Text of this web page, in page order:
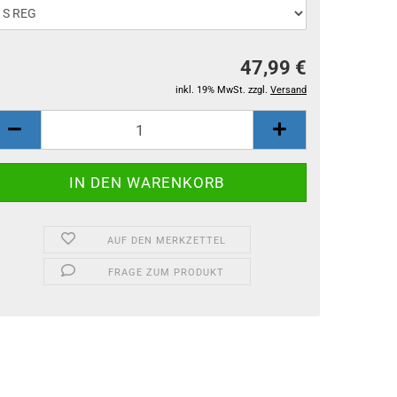
47,99 €
inkl. 19% MwSt. zzgl. Versand
AUF DEN MERKZETTEL
FRAGE ZUM PRODUKT